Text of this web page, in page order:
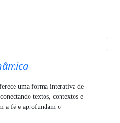
uma forma interativa de
textos, contextos e
a fé e aprofundam o